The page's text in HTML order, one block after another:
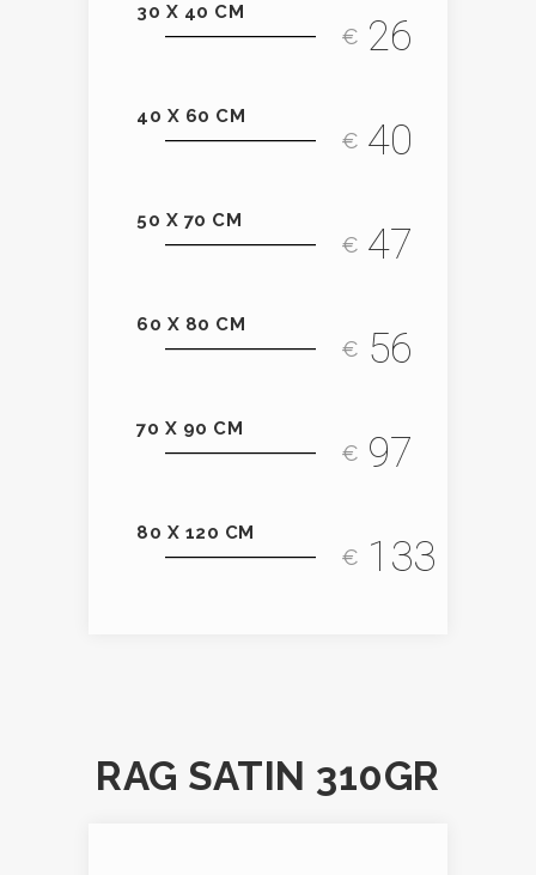
30 X 40 CM
€ 26
40 X 60 CM
€ 40
50 X 70 CM
€ 47
60 X 80 CM
€ 56
70 X 90 CM
€ 97
80 X 120 CM
€ 133
RAG SATIN 310GR